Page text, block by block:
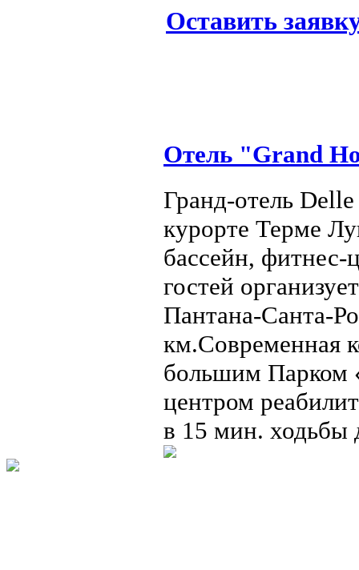
Оставить
Отель "Grand
Гранд-отель
курорте Терме
бассейн, фитнес-
гостей
Пантана-Санта-
км.Современная
большим Парком
центром
в 15 мин. ходьбы